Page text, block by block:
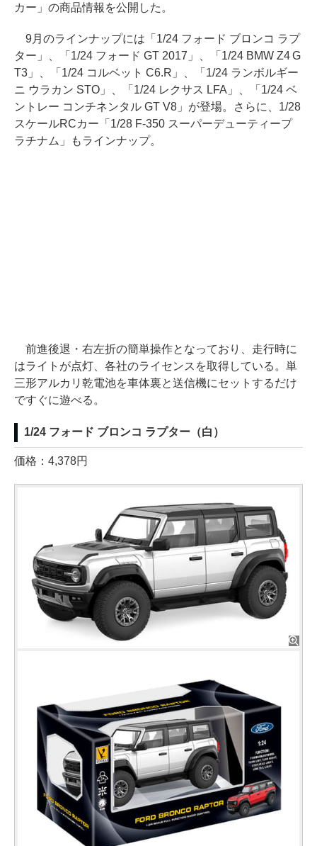
カー」の商品情報を公開した。
9月のラインナップには「1/24 フォード ブロンコ ラプ
ター」、「1/24 フォード GT 2017」、「1/24 BMW Z4 G
T3」、「1/24 コルベット C6.R」、「1/24 ランボルギー
ニ ウラカン STO」、「1/24 レクサス LFA」、「1/24 ベ
ントレー コンチネンタル GT V8」が登場。さらに、1/28
スケールRCカー「1/28 F-350 スーパーデューティープ
ラチナム」もラインナップ。
前進後退・右左折の簡単操作となっており、走行時に
はライトが点灯、各社のライセンスを取得している。単
三形アルカリ乾電池を車体裏と送信機にセットするだけ
ですぐに遊べる。
1/24 フォード ブロンコ ラプター（白）
価格：4,378円